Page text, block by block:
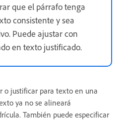
que el párrafo tenga
consistente y sea
Puede ajustar con
en texto justificado.
o justificar para texto en una
ya no se alineará
También puede especificar